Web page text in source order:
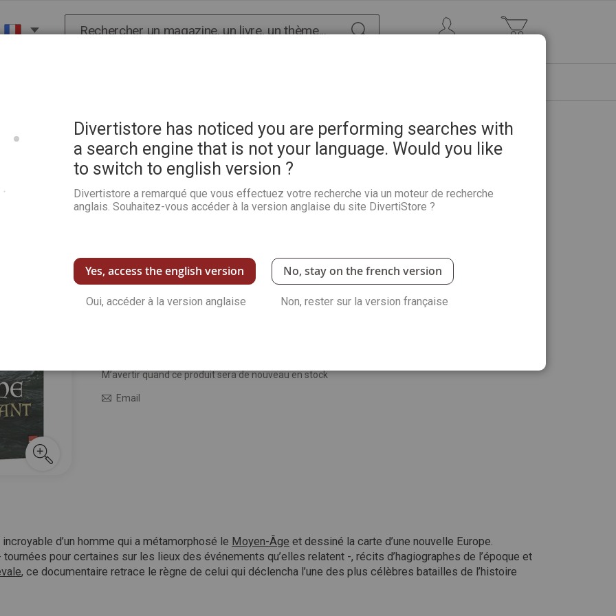
Guillaume le Conquérant
Soyez le premier à commenter ce produit
9,95 € -50%
M’avertir quand ce produit sera de nouveau en stock
Email
incroyable d’un homme qui a métamorphosé le Moyen-Âge et dessiné la carte d’une nouvelle Europe.
pour certaines sur les lieux des événements qu’elles relatent -, récits d’hagiographes de l’époque et
, ce documentaire retrace le règne de celui qui déclencha l’une des plus célèbres batailles de l’histoire
Divertistore has noticed you are performing searches with
a search engine that is not your language. Would you like
to switch to english version ?
Divertistore a remarqué que vous effectuez votre recherche via un moteur de recherche
anglais. Souhaitez-vous accéder à la version anglaise du site DivertiStore ?
Yes, access the english version
Oui, accéder à la version anglaise
No, stay on the french version
Non, rester sur la version française